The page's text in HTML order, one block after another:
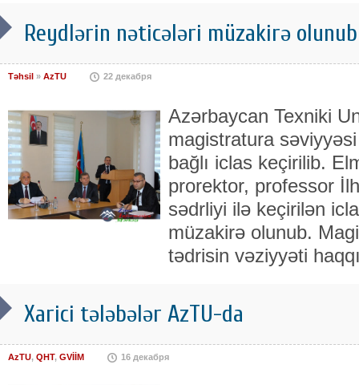
Reydlərin nəticələri müzakirə olunub
Təhsil » AzTU 22 декабря
Azərbaycan Texniki
magistratura
bağlı iclas keçirilib.
prorektor, professor
sədrliyi ilə keçirilən
müzakirə olunub.
tədrisin vəziyyəti
Xarici tələbələr AzTU-da
AzTU, QHT, GVİİM 16 декабря